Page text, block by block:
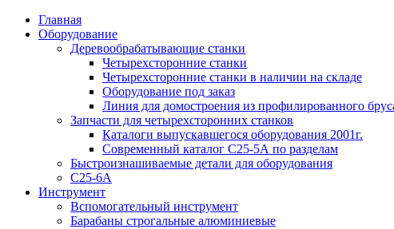
Главная
Оборудование
Деревообрабатывающие станки
Четырехсторонние станки
Четырехсторонние станки в наличии на складе
Оборудование под заказ
Линия для домостроения из профилированного
Запчасти для четырехсторонних станков
Каталоги выпускавшегося оборудования 2001г.
Современный каталог С25-5А по разделам
Быстроизнашиваемые детали для оборудования
С25-6А
Инструмент
Вспомогательный инструмент
Барабаны строгальные алюминиевые